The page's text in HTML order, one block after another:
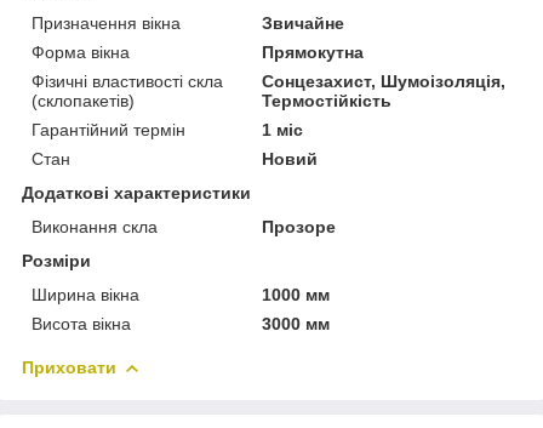
Призначення вікна
Звичайне
Форма вікна
Прямокутна
Фізичні властивості скла
(склопакетів)
Сонцезахист, Шумоізоляція,
Термостійкість
Гарантійний термін
1 міс
Стан
Новий
Додаткові характеристики
Виконання скла
Прозоре
Розміри
Ширина вікна
1000 мм
Висота вікна
3000 мм
Приховати